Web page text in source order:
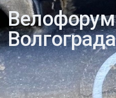
Велофорум
Волгограда